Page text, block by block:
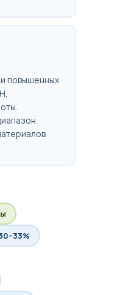
повышенных